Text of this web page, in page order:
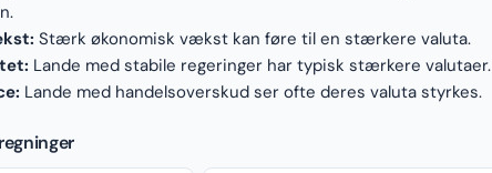
Stærk økonomisk vækst kan føre til en stærkere valuta.
Lande med stabile regeringer har typisk stærkere valutaer.
Lande med handelsoverskud ser ofte deres valuta styrkes.